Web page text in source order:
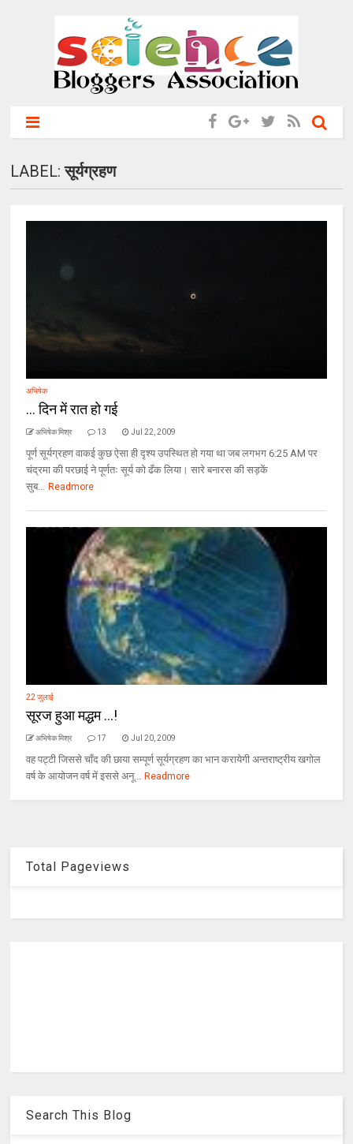
LABEL:सूर्यग्रहण
अभिषेक
... दिन में रात हो गई
अभिषेक मिश्र 13 Jul 22, 2009
पूर्ण सूर्यग्रहण वाकई कुछ ऐसा ही दृश्य उपस्थित हो गया था जब लगभग 6:25 AM पर
चंद्रमा की परछाई ने पूर्णतः सूर्य को ढँक लिया। सारे बनारस की सड़कें
सुब... Readmore
22 जुलाई
सूरज हुआ मद्धम ...!
अभिषेक मिश्र 17 Jul 20, 2009
वह पट्टी जिससे चाँद की छाया सम्पूर्ण सूर्यग्रहण का भान करायेगी अन्तराष्ट्रीय खगोल
वर्ष के आयोजन वर्ष में इससे अनू... Readmore
Total Pageviews
Search This Blog